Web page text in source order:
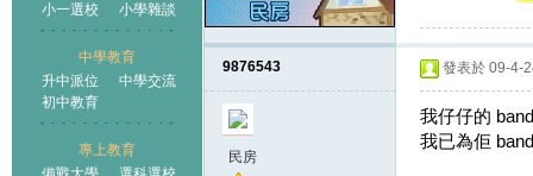
小一選校
小學雜談
中學教育
升中派位
中學交流
初中教育
專上教育
9876543
民房
發表於 09-4-
我仔仔的
我已為佢